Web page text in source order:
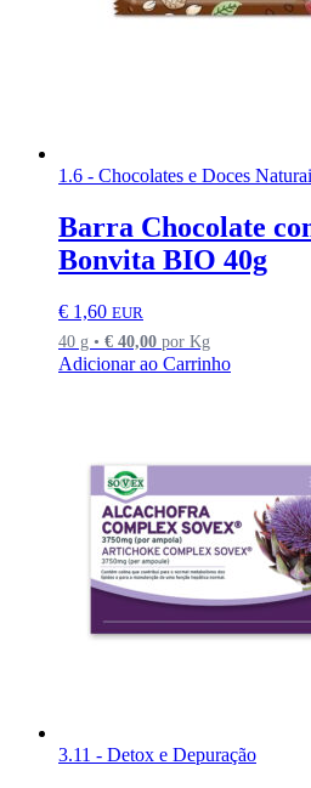
1.6 - Chocolates e Doces
Barra Chocolate
Bonvita BIO 40g
€ 1,60 EUR
40 g • € 40,00 por Kg
Adicionar ao Carrinho
3.11 - Detox e Depuração